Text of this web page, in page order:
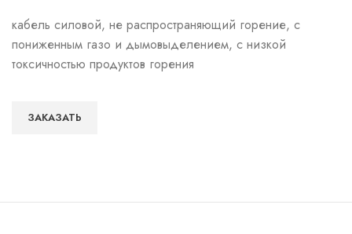
кабель силовой, не распространяющий горение, с
пониженным газо и дымовыделением, с низкой
токсичностью продуктов горения
ЗАКАЗАТЬ